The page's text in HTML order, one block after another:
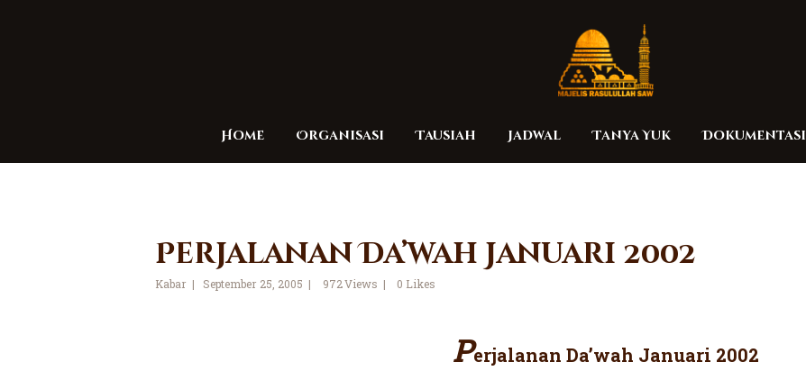
Home Organisasi Tausiah Jadwal Tanya Yuk Dokumentasi
Organisasi
Jadwal
Media
Referensi
Perjalanan Da’wah Januari 2002
Kabar September 25, 2005 972Views 0 Likes
Perjalanan Da’wah Januari 2002